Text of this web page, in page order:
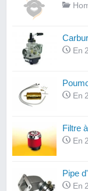
En
En
Filtre
En
Pipe
En